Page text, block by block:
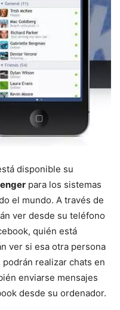
disponible su
para los sistemas
el mundo. A través de
ver desde su teléfono
quién está
ver si esa otra persona
realizar chats en
enviarse mensajes
desde su ordenador.